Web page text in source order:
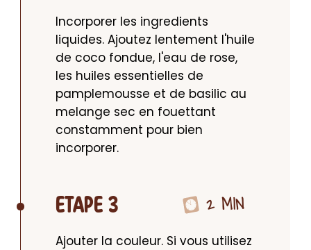
Incorporer les ingredients
liquides. Ajoutez lentement l'huile
de coco fondue, l'eau de rose,
les huiles essentielles de
pamplemousse et de basilic au
melange sec en fouettant
constamment pour bien
incorporer.
ETAPE 3 2 MIN
Ajouter la couleur. Si vous utilisez